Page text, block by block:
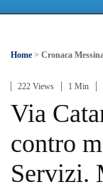
Home > Cronaca
222 Views 1 Min
Via
contro
Servizi.